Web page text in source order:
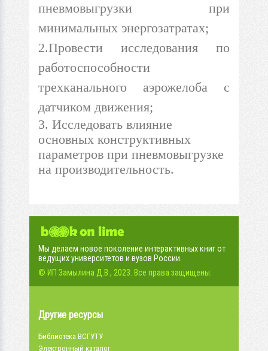
пневмовыгрузки при
минимальных энергозатратах;
2.Провести исследования по
работоспособности
трехканального аэрожелоба с
датчиком движения;
3. Исследовать влияние
основных конструктивных
параметров при пневмовыгрузке
на производительность.
Мы делаем новое поколение интерактивных книг от
ведущих университетов и вузов России.
© ИП Замылина Д.В., 2023. Все права защищены.
Другие ресурсы
Библиотека ВСГУТУ
Электронный каталог